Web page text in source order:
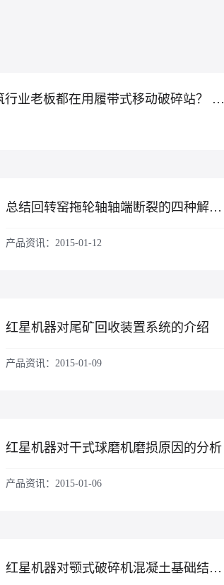
为什么矿山与建筑行业老板都在用履带式移动破碎站？ ——探秘红星机器的“高效利器”
总结回转窑拖轮轴轴端断裂的四种解决方案
产品资讯：2015-01-12
红星机器对尾矿回收装置系统的介绍
产品资讯：2015-01-09
红星机器对干式球磨机磨损原因的分析
产品资讯：2015-01-06
红星机器对颚式破碎机混凝土基础结构的改进